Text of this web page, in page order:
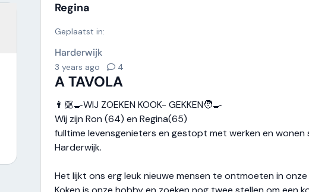
Regina
Geplaatst in:
Harderwijk
3 years ago 4
A TAVOLA
👨🏼‍🍳WIJ ZOEKEN KOOK- GEKKEN🧑‍🍳
Wij zijn Ron (64) en Regina(65)
fulltime levensgenieters en gestopt met werken en wonen
Harderwijk.
Het lijkt ons erg leuk nieuwe mensen te ontmoeten in onze